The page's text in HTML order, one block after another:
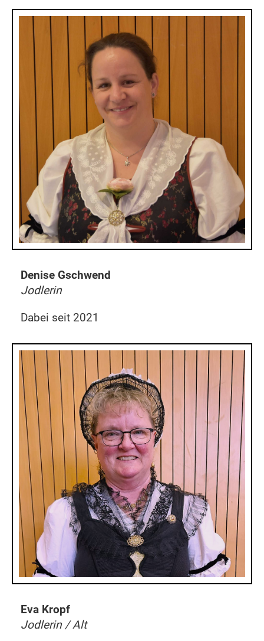
Denise Gschwend
Jodlerin
Dabei seit 2021
Eva Kropf
Jodlerin / Alt